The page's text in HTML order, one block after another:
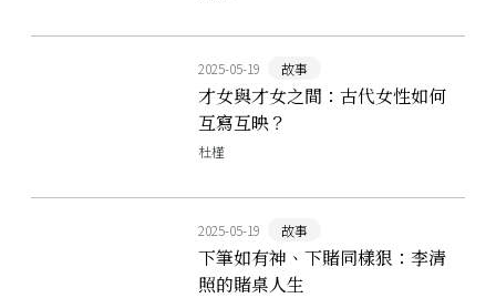
2025-05-19 故事
才女與才女之間：古代女性如何
互寫互映？
杜槿
2025-05-19 故事
下筆如有神、下賭同樣狠：李清
照的賭桌人生